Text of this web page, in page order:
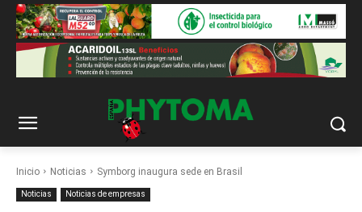
Inicio Noticias Symborg inaugura sede en Brasil
Noticias Noticias de empresas